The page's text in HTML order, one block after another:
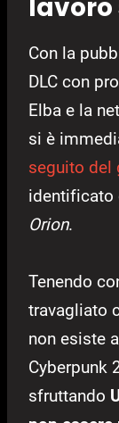
lavoro
Con la
DLC con
Elba e la
si è
seguito del
identificato
Orion.
Tenendo
travagliato
non esiste
Cyberpunk
sfruttando